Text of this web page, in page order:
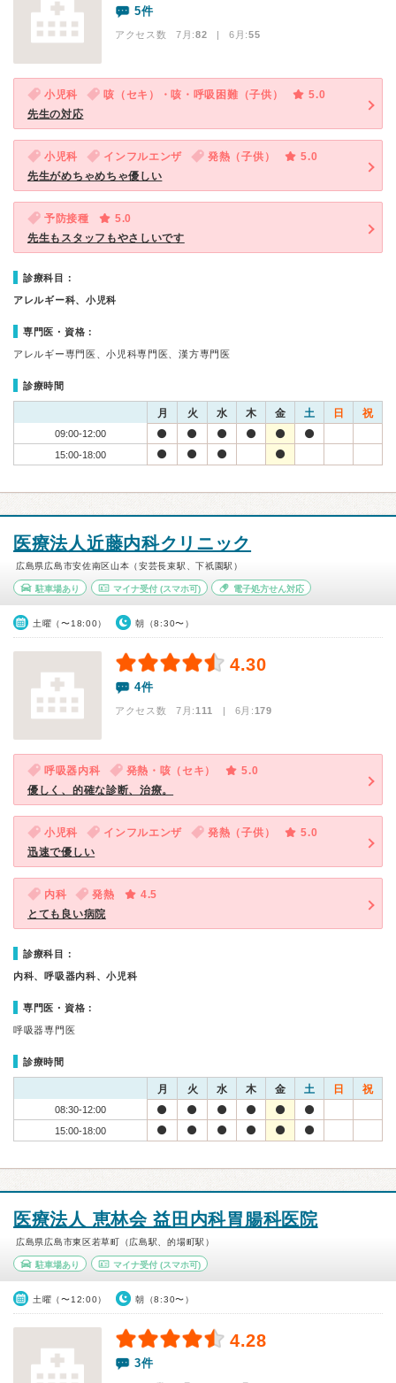
5件
アクセス数 7月:82 | 6月:55
小児科 咳（セキ）・咳・呼吸困難（子供）
5.0
先生の対応
小児科 インフルエンザ 発熱（子供）
5.0
先生がめちゃめちゃ優しい
予防接種
5.0
先生もスタッフもやさしいです
診療科目：
アレルギー科、小児科
専門医・資格：
アレルギー専門医、小児科専門医、漢方専門医
診療時間
月 火 水 木 金 土 日 祝
09:00-12:00
15:00-18:00
医療法人近藤内科クリニック
広島県広島市安佐南区山本（安芸長束駅、下祇園駅）
駐車場あり マイナ受付(スマホ可) 電子処方せん対応
土曜（〜18:00） 朝（8:30〜）
4.30
4件
アクセス数 7月:111 | 6月:179
呼吸器内科 発熱・咳（セキ）
5.0
優しく、的確な診断、治療。
小児科 インフルエンザ 発熱（子供）
5.0
迅速で優しい
内科 発熱
4.5
とても良い病院
診療科目：
内科、呼吸器内科、小児科
専門医・資格：
呼吸器専門医
診療時間
月 火 水 木 金 土 日 祝
08:30-12:00
15:00-18:00
医療法人 恵林会 益田内科胃腸科医院
広島県広島市東区若草町（広島駅、的場町駅）
駐車場あり マイナ受付(スマホ可)
土曜（〜12:00） 朝（8:30〜）
4.28
3件